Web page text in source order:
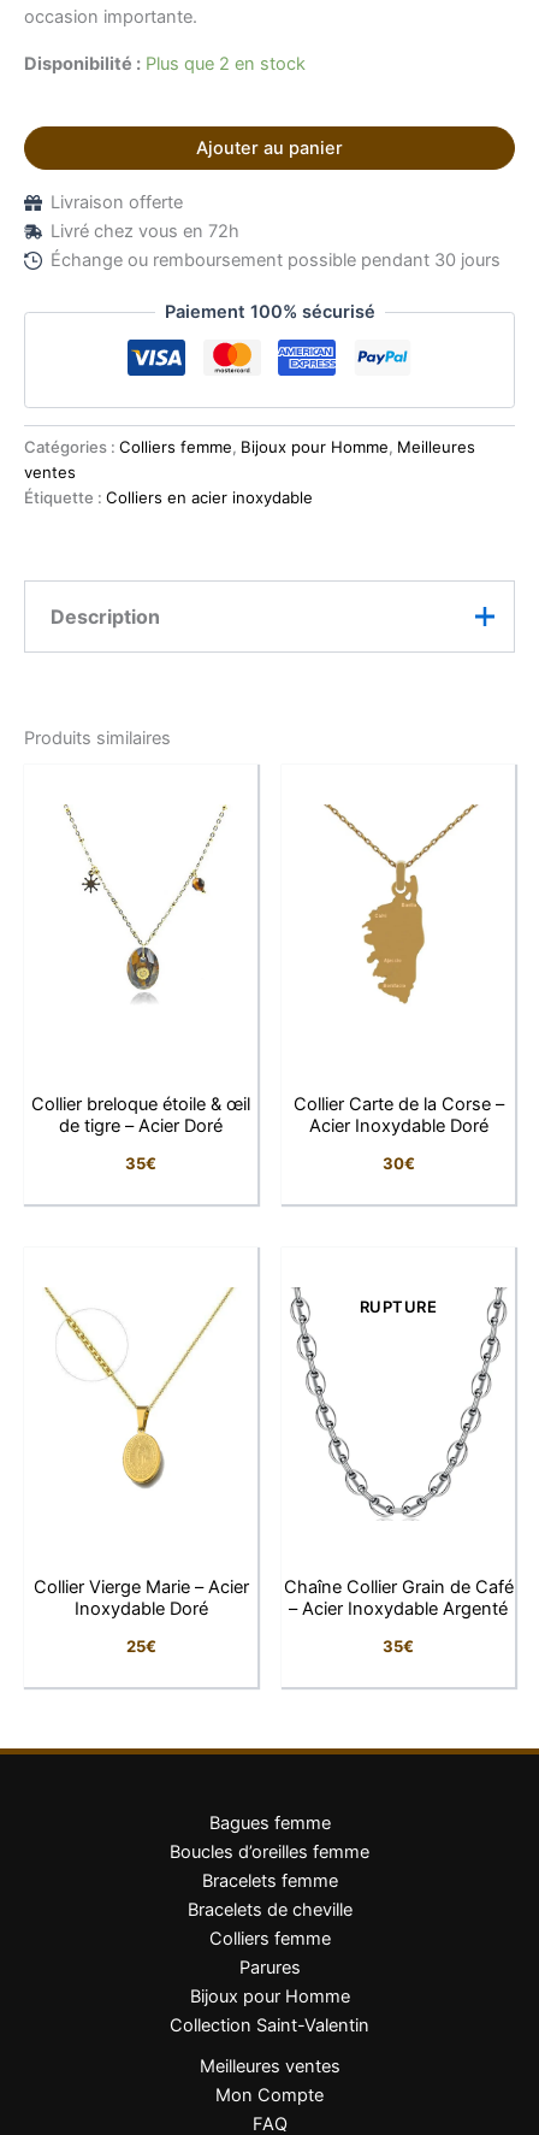
occasion importante.
Disponibilité : Plus que 2 en stock
Ajouter au panier
Livraison offerte
Livré chez vous en 72h
Échange ou remboursement possible pendant 30 jours
Paiement 100% sécurisé
Catégories : Colliers femme, Bijoux pour Homme, Meilleures
ventes
Étiquette : Colliers en acier inoxydable
Description
tenues du quotidien tout en apportant une touche
personnelle au décolleté.
Facile à porter seul ou en accumulation, il convient
aussi bien à une tenue sobre qu’à une occasion
importante. C’est une belle idée cadeau pour une
personne attachée à la foi, aux bijoux symboliques ou
Caractéristique Détail
Dorée
Pendentifs
Croix et médaille de la
Vierge Marie
Dimensions de la
4,4 × 2,5 cm
Longueur de la
chaîne
47 cm + rallonge de 4 cm
Vierge Marie.
Un style doré élégant et facile à porter.
Une chaîne réglable grâce à sa rallonge.
Un modèle qui se porte seul ou en
superposition.
Une idée cadeau pleine de sens pour une
occasion particulière.
au décolleté dégagé afin de mettre ses deux
Produits similaires
Collier breloque étoile & œil
de tigre – Acier Doré
35€
Collier Carte de la Corse –
Acier Inoxydable Doré
30€
Collier Vierge Marie – Acier
Inoxydable Doré
25€
RUPTURE
Chaîne Collier Grain de Café
– Acier Inoxydable Argenté
35€
Bagues femme
Boucles d’oreilles femme
Bracelets femme
Bracelets de cheville
Colliers femme
Parures
Bijoux pour Homme
Collection Saint-Valentin
Meilleures ventes
Mon Compte
FAQ